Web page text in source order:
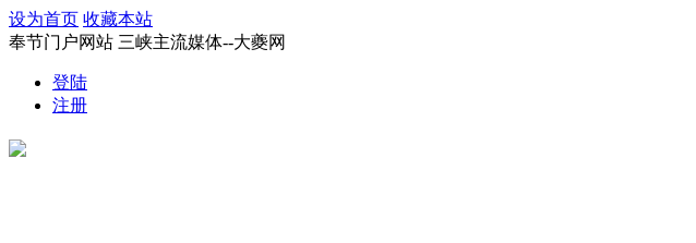
设为首页 收藏本站
奉节门户网站 三峡主流媒体--大夔网
登陆
注册